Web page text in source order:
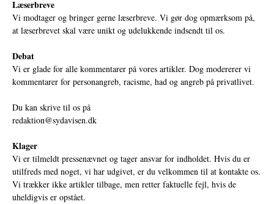
Læserbreve
Vi modtager og bringer gerne læserbreve. Vi gør dog opmærksom på,
at læserbrevet skal være unikt og udelukkende indsendt til os.
Debat
Vi er glade for alle kommentarer på vores artikler. Dog modererer vi
kommentarer for personangreb, racisme, had og angreb på privatlivet.
Du kan skrive til os på
redaktion@sydavisen.dk
Klager
Vi er tilmeldt pressenævnet og tager ansvar for indholdet. Hvis du er
utilfreds med noget, vi har udgivet, er du velkommen til at kontakte os.
Vi trækker ikke artikler tilbage, men retter faktuelle fejl, hvis de
uheldigvis er opstået.